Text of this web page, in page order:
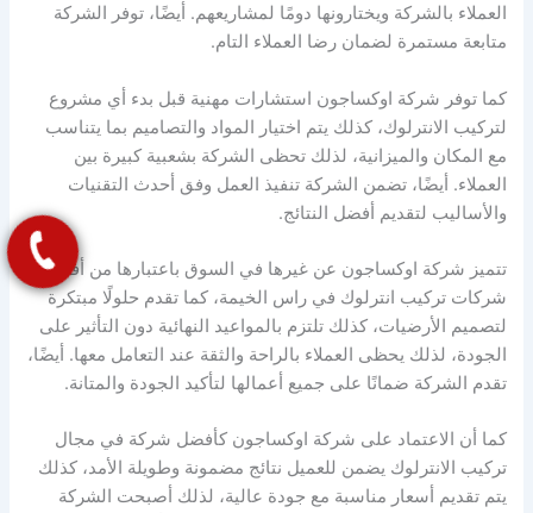
العملاء بالشركة ويختارونها دومًا لمشاريعهم. أيضًا، توفر الشركة
متابعة مستمرة لضمان رضا العملاء التام.
كما توفر شركة اوكساجون استشارات مهنية قبل بدء أي مشروع
لتركيب الانترلوك، كذلك يتم اختيار المواد والتصاميم بما يتناسب
مع المكان والميزانية، لذلك تحظى الشركة بشعبية كبيرة بين
العملاء. أيضًا، تضمن الشركة تنفيذ العمل وفق أحدث التقنيات
والأساليب لتقديم أفضل النتائج.
تتميز شركة اوكساجون عن غيرها في السوق باعتبارها من أفضل
شركات تركيب انترلوك في راس الخيمة، كما تقدم حلولًا مبتكرة
لتصميم الأرضيات، كذلك تلتزم بالمواعيد النهائية دون التأثير على
الجودة، لذلك يحظى العملاء بالراحة والثقة عند التعامل معها. أيضًا،
تقدم الشركة ضمانًا على جميع أعمالها لتأكيد الجودة والمتانة.
كما أن الاعتماد على شركة اوكساجون كأفضل شركة في مجال
تركيب الانترلوك يضمن للعميل نتائج مضمونة وطويلة الأمد، كذلك
يتم تقديم أسعار مناسبة مع جودة عالية، لذلك أصبحت الشركة